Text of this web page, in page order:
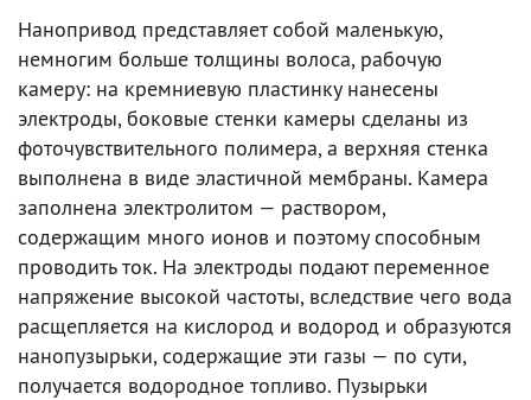
Нанопривод представляет собой маленькую,
немногим больше толщины волоса, рабочую
камеру: на кремниевую пластинку нанесены
электроды, боковые стенки камеры сделаны из
фоточувствительного полимера, а верхняя стенка
выполнена в виде эластичной мембраны. Камера
заполнена электролитом — раствором,
содержащим много ионов и поэтому способным
проводить ток. На электроды подают переменное
напряжение высокой частоты, вследствие чего вода
расщепляется на кислород и водород и образуются
нанопузырьки, содержащие эти газы — по сути,
получается водородное топливо. Пузырьки